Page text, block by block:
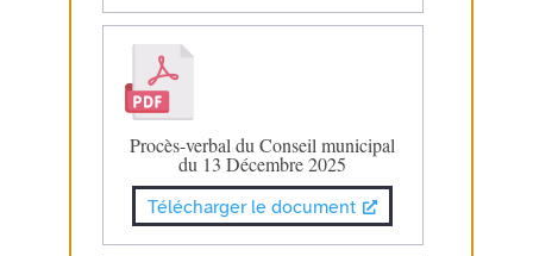
Procès-verbal du Conseil municipal
du 13 Décembre 2025
Télécharger le document